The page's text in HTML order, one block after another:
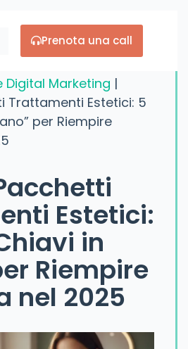
Prenota una call
Digital Marketing |
Trattamenti Estetici: 5
per Riempire
Estetici:
in
Riempire
nel 2025